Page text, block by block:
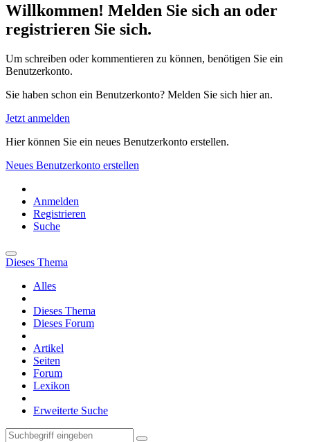
Willkommen! Melden Sie sich an oder
registrieren Sie sich.
Um schreiben oder kommentieren zu können, benötigen Sie ein
Benutzerkonto.
Sie haben schon ein Benutzerkonto? Melden Sie sich hier an.
Jetzt anmelden
Hier können Sie ein neues Benutzerkonto erstellen.
Neues Benutzerkonto erstellen
Anmelden
Registrieren
Suche
Dieses Thema
Alles
Dieses Thema
Dieses Forum
Artikel
Seiten
Forum
Lexikon
Erweiterte Suche